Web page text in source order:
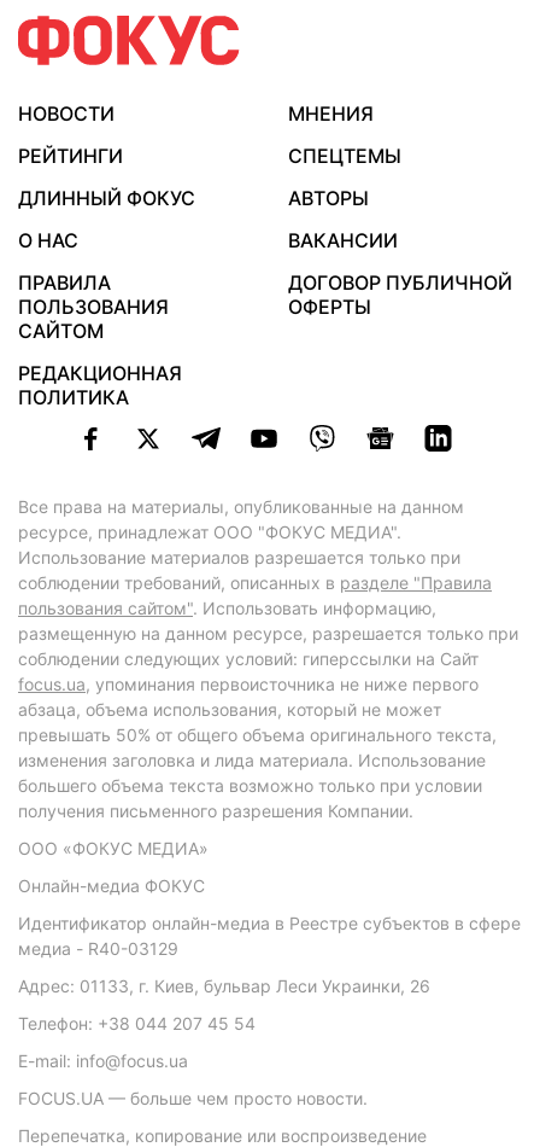
НОВОСТИ
МНЕНИЯ
РЕЙТИНГИ
СПЕЦТЕМЫ
ДЛИННЫЙ ФОКУС
АВТОРЫ
О НАС
ВАКАНСИИ
ПРАВИЛА
ПОЛЬЗОВАНИЯ
САЙТОМ
ДОГОВОР ПУБЛИЧНОЙ
ОФЕРТЫ
РЕДАКЦИОННАЯ
ПОЛИТИКА
Все права на материалы, опубликованные на данном
ресурсе, принадлежат ООО "ФОКУС МЕДИА".
Использование материалов разрешается только при
соблюдении требований, описанных в разделе "Правила
пользования сайтом". Использовать информацию,
размещенную на данном ресурсе, разрешается только при
соблюдении следующих условий: гиперссылки на Сайт
focus.ua, упоминания первоисточника не ниже первого
абзаца, объема использования, который не может
превышать 50% от общего объема оригинального текста,
изменения заголовка и лида материала. Использование
большего объема текста возможно только при условии
получения письменного разрешения Компании.
ООО «ФОКУС МЕДИА»
Онлайн-медиа ФОКУС
Идентификатор онлайн-медиа в Реестре субъектов в сфере
медиа - R40-03129
Адрес: 01133, г. Киев, бульвар Леси Украинки, 26
Телефон: +38 044 207 45 54
E-mail: info@focus.ua
FOCUS.UA — больше чем просто новости.
Перепечатка, копирование или воспроизведение